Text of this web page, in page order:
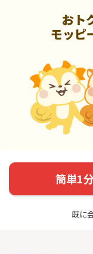
おト
モッピ
簡単1
既に